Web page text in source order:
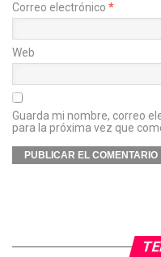
Correo electrónico *
Web
Guarda mi nombre, correo
para la próxima vez que